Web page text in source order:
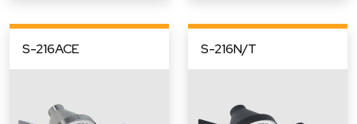
S-216ACE S-216N/T